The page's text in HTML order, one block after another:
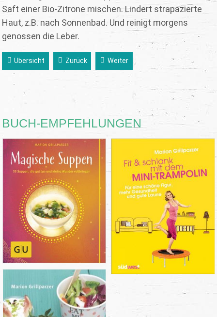
Saft einer Bio-Zitrone mischen. Lindert strapazierte
Haut, z.B. nach Sonnenbad. Und reinigt morgens
genossen die Leber.
Übersicht Zurück Weiter
BUCH-EMPFEHLUNGEN